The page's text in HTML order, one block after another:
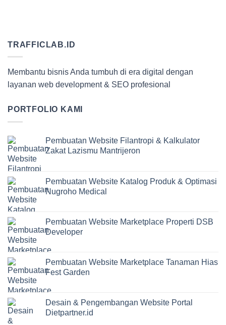
TRAFFICLAB.ID
Membantu bisnis Anda tumbuh di era digital dengan
layanan web development & SEO profesional
PORTFOLIO KAMI
Pembuatan Website Filantropi & Kalkulator
Zakat Lazismu Mantrijeron
Pembuatan Website Katalog Produk & Optimasi
Nugroho Medical
Pembuatan Website Marketplace Properti DSB
Developer
Pembuatan Website Marketplace Tanaman Hias
Fest Garden
Desain & Pengembangan Website Portal
Dietpartner.id